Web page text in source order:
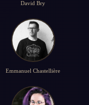
David Bry
Emmanuel Chastellière